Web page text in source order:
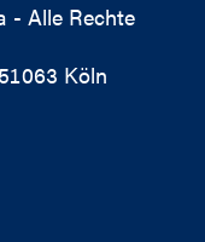
- Alle Rechte
Köln